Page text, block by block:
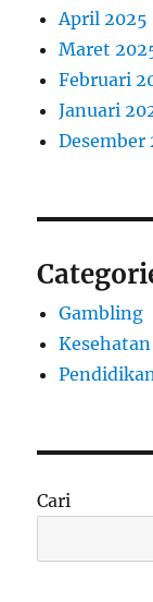
April 2025
Maret
Februari
Januari
Desember
Gambling
Kesehatan
Pendidikan
Cari